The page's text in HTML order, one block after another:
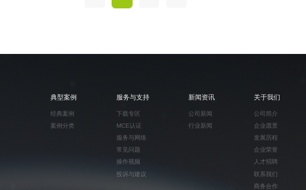
典型案例
经典案例
案例分类
服务与支持
下载专区
MCE认证
服务与网络
常见问题
操作视频
投诉与建议
新闻资讯
公司新闻
行业新闻
关于我们
公司简介
企业愿景
发展历程
企业荣誉
人才招聘
联系我们
商务合作